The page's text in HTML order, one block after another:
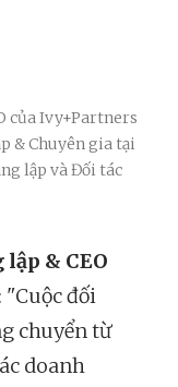
của Ivy+Partners
& Chuyên gia tại
lập và Đối tác
& CEO
đối
chuyển từ
doanh